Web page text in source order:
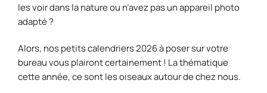
les voir dans la nature ou n’avez pas un appareil photo
adapté ?
Alors, nos petits calendriers 2026 à poser sur votre
bureau vous plairont certainement ! La thématique
cette année, ce sont les oiseaux autour de chez nous.